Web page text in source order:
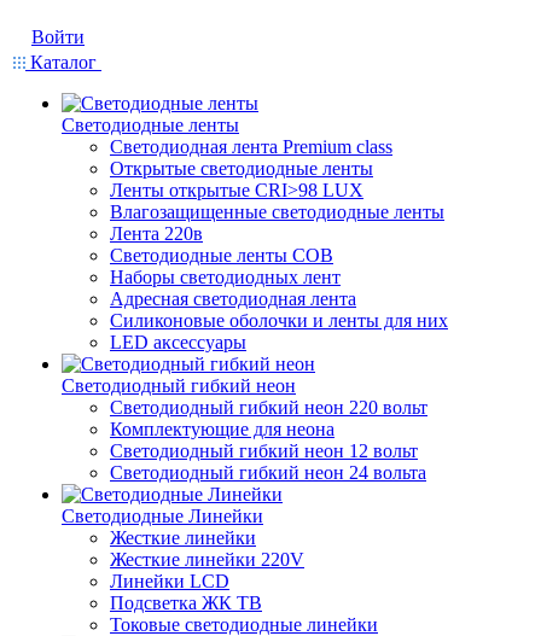
Войти
Каталог
Светодиодные ленты
Светодиодная лента Premium class
Открытые светодиодные ленты
Ленты открытые CRI>98 LUX
Влагозащищенные светодиодные ленты
Лента 220в
Светодиодные ленты COB
Наборы светодиодных лент
Адресная светодиодная лента
Силиконовые оболочки и ленты для них
LED аксессуары
Светодиодный гибкий неон
Светодиодный гибкий неон 220 вольт
Комплектующие для неона
Светодиодный гибкий неон 12 вольт
Светодиодный гибкий неон 24 вольта
Светодиодные Линейки
Жесткие линейки
Жесткие линейки 220V
Линейки LCD
Подсветка ЖК ТВ
Токовые светодиодные линейки